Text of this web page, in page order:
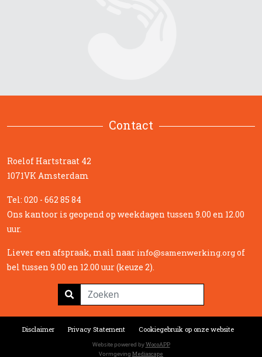
Contact
Roelof Hartstraat 42
1071VK Amsterdam
Tel: 020 - 662 85 84
Ons kantoor is geopend op weekdagen tussen 9.00 en 12.00
uur.
Liever een afspraak, mail naarinfo@samenwerking.orgof
bel tussen 9.00 en 12.00 uur (keuze 2).
Disclaimer Privacy Statement Cookiegebruik op onze website
Website powered byWocoAPP
Vormgeving Mediascape